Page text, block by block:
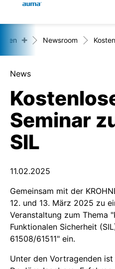
Produkte
Lösungen
Downloads
Service
Karriere
Unternehmen
Kontakt
Global
Europa
Asien und
Nordamerika
Suche
+ Newsroom
News
Gemeinsam mit der
12. und 13. März 2025 zu
Veranstaltung zum Thema
Funktionalen Sicherheit
61508/61511" ein.
Unter den Vortragenden
Seminar
SIL
11.02.2025